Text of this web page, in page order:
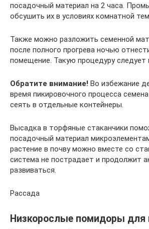
посадочный материал на 2 часа.
обсушить их в условиях комнатной
Также можно разложить семенной
после полного прогрева ночью
помещение. Такую процедуру следует
Обратите внимание! Во избежание
время пикировочного процесса
сеять в отдельные контейнеры.
Высадка в торфяные стаканчики
посадочный материал
растение в почву можно вместе со
система не пострадает и продолжит
развиваться.
Рассада
Низкорослые помидоры для